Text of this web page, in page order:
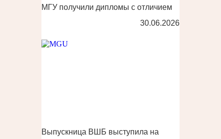
МГУ получили дипломы с отличием
30.06.2026
Выпускница ВШБ выступила на